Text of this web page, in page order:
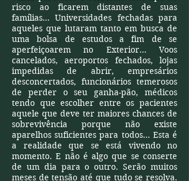
risco ao ficarem distantes de suas
famílias... Universidades fechadas para
aqueles que lutaram tanto em busca de
uma bolsa de estudos a fim de se
aperfeiçoarem no Exterior... Voos
cancelados, aeroportos fechados, lojas
impedidas de abrir, empresários
desconcertados, funcionários temerosos
de perder o seu ganha-pão, médicos
tendo que escolher entre os pacientes
aquele que deve ter maiores chances de
sobrevivência porque não existe
aparelhos suficientes para todos... Esta é
a realidade que se está vivendo no
momento. E não é algo que se conserte
de um dia para o outro. Serão muitos
meses de tensão até que tudo se resolva.